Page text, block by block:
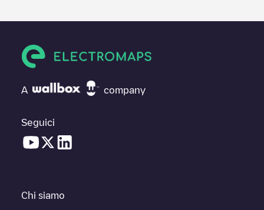
A company
Seguici
Chi siamo